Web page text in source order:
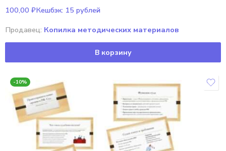
100,00 ₽Кешбэк: 15 рублей
Продавец: Копилка методических материалов
В корзину
-10%